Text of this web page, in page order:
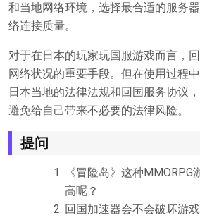
和当地网络环境，选择最合适的服务
络连接质量。
对于在日本的玩家玩国服游戏而言，
网络状况的重要手段。但在使用过程
日本当地的法律法规和回国服务协议
避免给自己带来不必要的法律风险。
提问
《冒险岛》这种
高呢？
回国加速器会不会破坏游